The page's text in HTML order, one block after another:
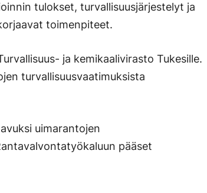
tulokset, turvallisuusjärjestelyt ja
toimenpiteet.
ja kemikaalivirasto Tukesille.
turvallisuusvaatimuksista
uimarantojen
pääset